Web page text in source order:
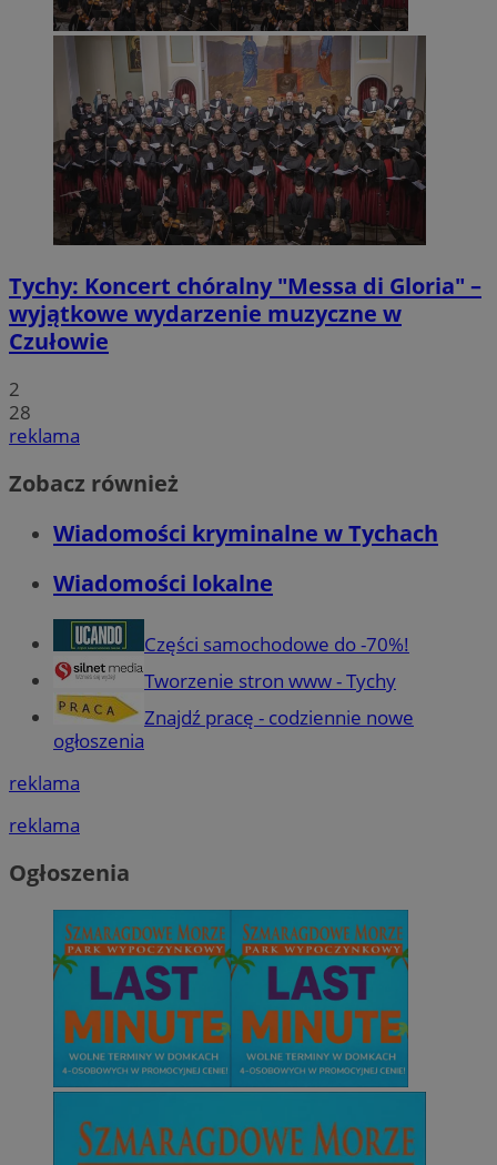
Tychy: Koncert chóralny "Messa di Gloria" –
wyjątkowe wydarzenie muzyczne w
Czułowie
2
28
reklama
Zobacz również
Wiadomości kryminalne w Tychach
Wiadomości lokalne
Części samochodowe do -70%!
Tworzenie stron www - Tychy
Znajdź pracę - codziennie nowe
ogłoszenia
reklama
reklama
Ogłoszenia